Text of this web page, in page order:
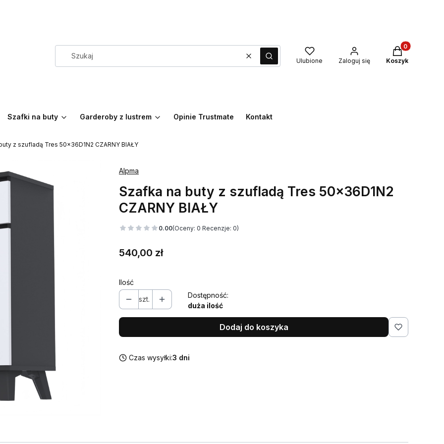
WyczyśćSzukaj Ulubione Zaloguj się
Produkty w
Koszyk
Szafki na buty Garderoby z lustrem Opinie Trustmate Kontakt
z szufladą Tres 50x36D1N2 CZARNY BIAŁY
Alpma
Szafka na buty z szufladą Tres 50x36D1N2
CZARNY BIAŁY
0.00(Oceny: 0 Recenzje: 0)
Cena
540,00 zł
Ilość
szt.
Dostępność:
duża ilość
Dodaj do koszyka
Czas wysyłki:3 dni